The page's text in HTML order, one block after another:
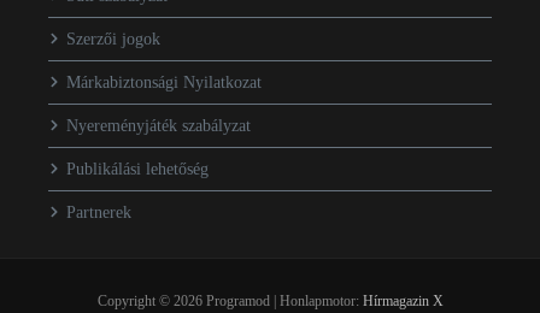
Szerzői jogok
Márkabiztonsági Nyilatkozat
Nyereményjáték szabályzat
Publikálási lehetőség
Partnerek
Copyright © 2026 Programod | Honlapmotor: Hírmagazin X